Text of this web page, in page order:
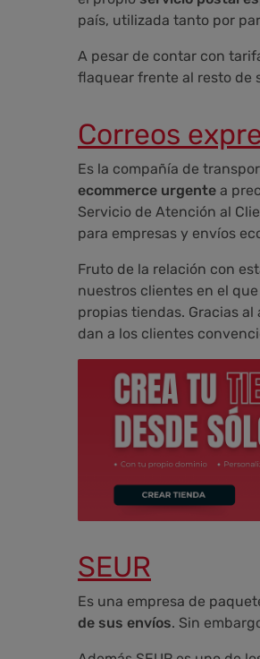
país, utilizada tanto por
A pesar de contar con
flaquear frente al resto de
Correos
Es la compañía de
ecommerce urgente a
Servicio de Atención al
para empresas y envíos
Fruto de la relación con
nuestros clientes en el que
propias tiendas. Gracias
dan a los clientes
SEUR
Es una empresa de
de sus envíos. Sin